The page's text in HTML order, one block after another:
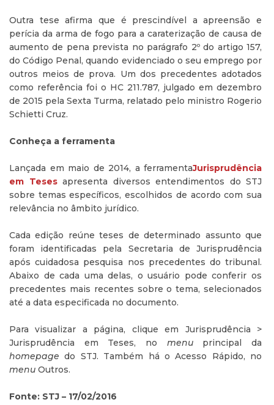
Outra tese afirma que é prescindível a apreensão e
perícia da arma de fogo para a caraterização de causa de
aumento de pena prevista no parágrafo 2º do artigo 157,
do Código Penal, quando evidenciado o seu emprego por
outros meios de prova. Um dos precedentes adotados
como referência foi o HC 211.787, julgado em dezembro
de 2015 pela Sexta Turma, relatado pelo ministro Rogerio
Schietti Cruz.
Conheça a ferramenta
Lançada em maio de 2014, a ferramentaJurisprudência
em Tesesapresenta diversos entendimentos do STJ
sobre temas específicos, escolhidos de acordo com sua
relevância no âmbito jurídico.
Cada edição reúne teses de determinado assunto que
foram identificadas pela Secretaria de Jurisprudência
após cuidadosa pesquisa nos precedentes do tribunal.
Abaixo de cada uma delas, o usuário pode conferir os
precedentes mais recentes sobre o tema, selecionados
até a data especificada no documento.
Para visualizar a página, clique em Jurisprudência >
Jurisprudência em Teses, no menuprincipal da
homepage do STJ. Também há o Acesso Rápido, no
menu Outros.
Fonte: STJ – 17/02/2016